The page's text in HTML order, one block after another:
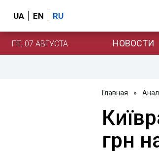
UA EN RU
ПТ, 07 АВГУСТА НОВОСТИ
Главная »
грн